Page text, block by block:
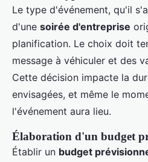
Le type d'événement, qu'il
d'une soirée d'entreprise
planification. Le choix doit
message à véhiculer et des
Cette décision impacte la
envisagées, et même le
l'événement aura lieu.
Élaboration d'un budget
Établir un budget